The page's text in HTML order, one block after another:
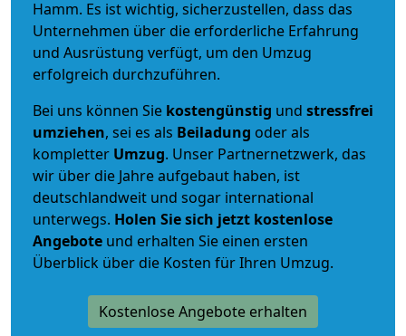
Hamm. Es ist wichtig, sicherzustellen, dass das
Unternehmen über die erforderliche Erfahrung
und Ausrüstung verfügt, um den Umzug
erfolgreich durchzuführen.
Bei uns können Sie kostengünstig und stressfrei
umziehen, sei es als Beiladung oder als
kompletter Umzug. Unser Partnernetzwerk, das
wir über die Jahre aufgebaut haben, ist
deutschlandweit und sogar international
unterwegs. Holen Sie sich jetzt kostenlose
Angebote und erhalten Sie einen ersten
Überblick über die Kosten für Ihren Umzug.
Kostenlose Angebote erhalten